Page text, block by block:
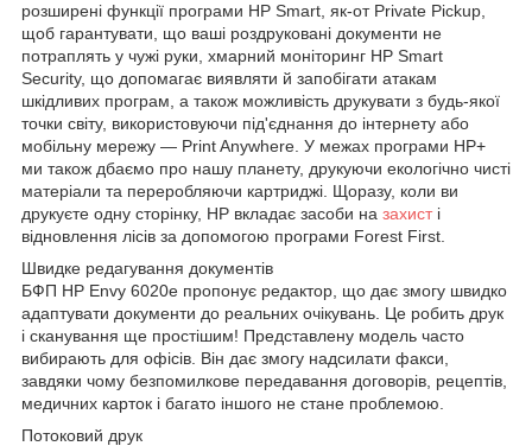
розширені функції програми HP Smart, як-от Private Pickup,
щоб гарантувати, що ваші роздруковані документи не
потраплять у чужі руки, хмарний моніторинг HP Smart
Security, що допомагає виявляти й запобігати атакам
шкідливих програм, а також можливість друкувати з будь-якої
точки світу, використовуючи під'єднання до інтернету або
мобільну мережу — Print Anywhere. У межах програми HP+
ми також дбаємо про нашу планету, друкуючи екологічно чисті
матеріали та переробляючи картриджі. Щоразу, коли ви
друкуєте одну сторінку, HP вкладає засоби на захисті
відновлення лісів за допомогою програми Forest First.
Швидке редагування документів
БФП HP Envy 6020e пропонує редактор, що дає змогу швидко
адаптувати документи до реальних очікувань. Це робить друк
і сканування ще простішим! Представлену модель часто
вибирають для офісів. Він дає змогу надсилати факси,
завдяки чому безпомилкове передавання договорів, рецептів,
медичних карток і багато іншого не стане проблемою.
Потоковий друк